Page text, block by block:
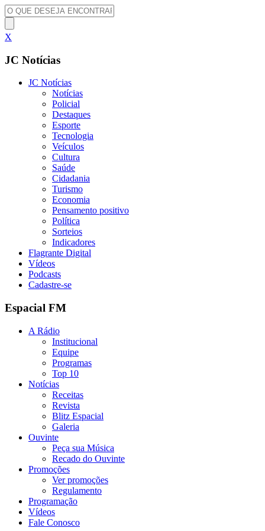
X
JC Notícias
JC Notícias
Notícias
Policial
Destaques
Esporte
Tecnologia
Veículos
Cultura
Saúde
Cidadania
Turismo
Economia
Pensamento positivo
Política
Sorteios
Indicadores
Flagrante Digital
Vídeos
Podcasts
Cadastre-se
Espacial FM
A Rádio
Institucional
Equipe
Programas
Top 10
Notícias
Receitas
Revista
Blitz Espacial
Galeria
Ouvinte
Peça sua Música
Recado do Ouvinte
Promoções
Ver promoções
Regulamento
Programação
Vídeos
Fale Conosco